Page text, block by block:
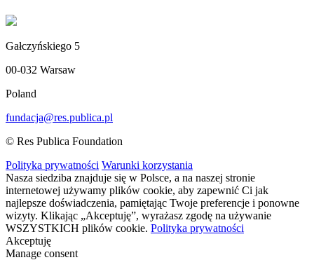
Gałczyńskiego 5
00-032 Warsaw
Poland
fundacja@res.publica.pl
© Res Publica Foundation
Polityka prywatności Warunki korzystania
Nasza siedziba znajduje się w Polsce, a na naszej stronie
internetowej używamy plików cookie, aby zapewnić Ci jak
najlepsze doświadczenia, pamiętając Twoje preferencje i ponowne
wizyty. Klikając „Akceptuję”, wyrażasz zgodę na używanie
WSZYSTKICH plików cookie. Polityka prywatności
Akceptuję
Manage consent